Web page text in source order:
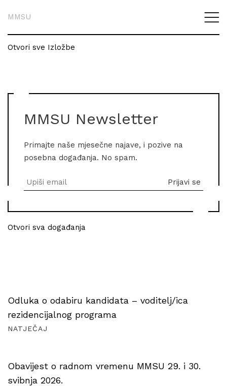
MMSU
Otvori sve Izložbe
MMSU Newsletter
Primajte naše mjesečne najave, i pozive na
posebna događanja. No spam.
Otvori sva događanja
Odluka o odabiru kandidata – voditelj/ica
rezidencijalnog programa
NATJEČAJ
Obavijest o radnom vremenu MMSU 29. i 30.
svibnja 2026.